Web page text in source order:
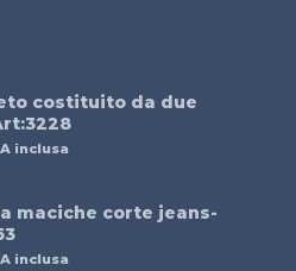
costituito da due
inclusa
maciche corte jeans-
inclusa